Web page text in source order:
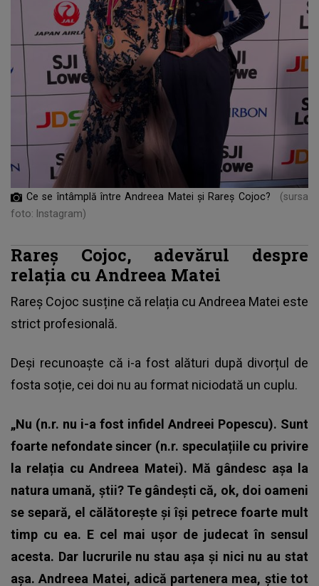
Ce se întâmplă între Andreea Matei și Rareș Cojoc?
(sursa
foto: Instagram)
Rareș Cojoc, adevărul despre
relația cu Andreea Matei
Rareș Cojoc susține că relația cu Andreea Matei este
strict profesională.
Deși recunoaște că i-a fost alături după divorțul de
fosta soție, cei doi nu au format niciodată un cuplu.
„Nu (n.r. nu i-a fost infidel Andreei Popescu). Sunt
foarte nefondate sincer (n.r. speculațiile cu privire
la relația cu Andreea Matei). Mă gândesc așa la
natura umană, știi? Te gândești că, ok, doi oameni
se separă, el călătorește și își petrece foarte mult
timp cu ea. E cel mai ușor de judecat în sensul
acesta. Dar lucrurile nu stau așa și nici nu au stat
așa. Andreea Matei, adică partenera mea, știe tot